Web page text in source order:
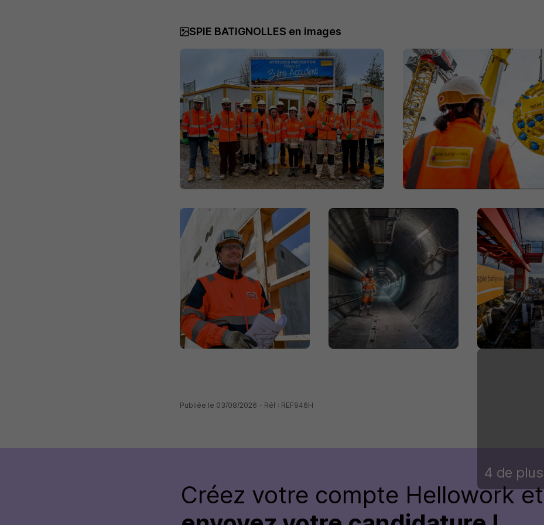
SPIE BATIGNOLLES en images
4 de plus
Publiée le 03/08/2026 - Réf : REF946H
Créez votre compte Hellowork et